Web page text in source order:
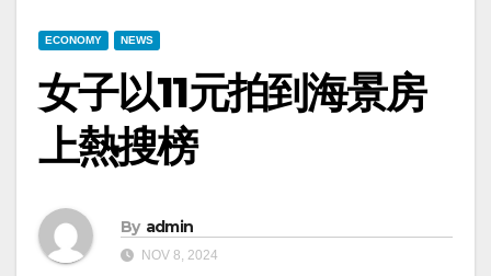
ECONOMY NEWS
女子以11元拍到海景房
上熱搜榜
By admin
NOV 8, 2024